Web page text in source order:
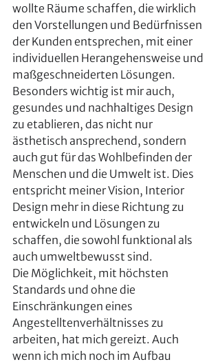
wollte Räume schaffen, die wirklich
den Vorstellungen und Bedürfnissen
der Kunden entsprechen, mit einer
individuellen Herangehensweise und
maßgeschneiderten Lösungen.
Besonders wichtig ist mir auch,
gesundes und nachhaltiges Design
zu etablieren, das nicht nur
ästhetisch ansprechend, sondern
auch gut für das Wohlbefinden der
Menschen und die Umwelt ist. Dies
entspricht meiner Vision, Interior
Design mehr in diese Richtung zu
entwickeln und Lösungen zu
schaffen, die sowohl funktional als
auch umweltbewusst sind.
Die Möglichkeit, mit höchsten
Standards und ohne die
Einschränkungen eines
Angestelltenverhältnisses zu
arbeiten, hat mich gereizt. Auch
wenn ich mich noch im Aufbau